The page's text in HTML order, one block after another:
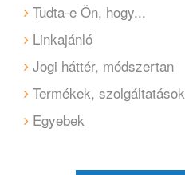
Tudta-e Ön, hogy...
Linkajánló
Jogi háttér, módszertan
Termékek, szolgáltatások
Egyebek